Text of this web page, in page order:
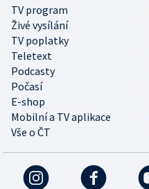
TV program
Živé vysílání
TV poplatky
Teletext
Podcasty
Počasí
E-shop
Mobilní a TV aplikace
Vše o ČT